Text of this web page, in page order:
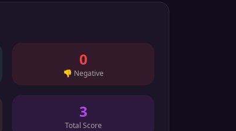
0
👎 Negative
3
Total Score